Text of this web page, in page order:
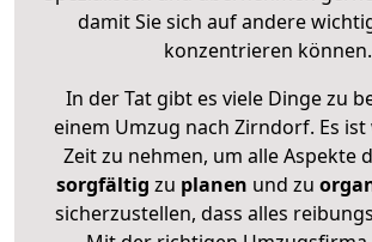
damit Sie sich auf andere
konzentrieren können.
In der Tat gibt es viele Dinge zu
einem Umzug nach Zirndorf. Es
Zeit zu nehmen, um alle Aspekte
sorgfältig zu planen und zu
sicherzustellen, dass alles